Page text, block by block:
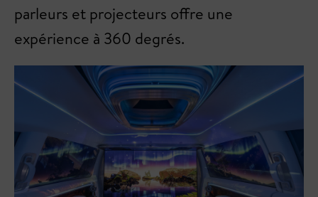
parleurs et projecteurs offre une
expérience à 360 degrés.